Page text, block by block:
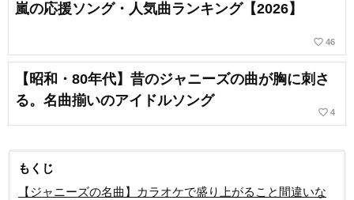
嵐の応援ソング・人気曲ランキング【2026】
favorite_border 46
【昭和・80年代】昔のジャニーズの曲が胸に刺さ
る。名曲揃いのアイドルソング
favorite_border 4
もくじ
【ジャニーズの名曲】カラオケで盛り上がること間違いな